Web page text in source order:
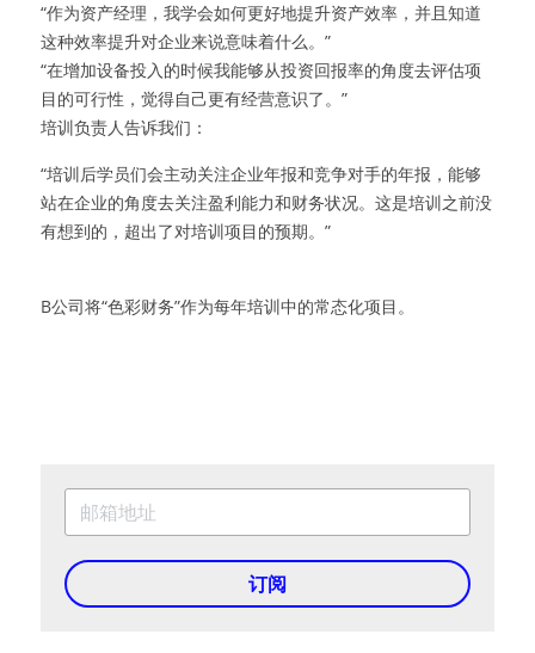
“作为资产经理，我学会如何更好地提升资产效率，并且知道
这种效率提升对企业来说意味着什么。”
“在增加设备投入的时候我能够从投资回报率的角度去评估项
目的可行性，觉得自己更有经营意识了。”
培训负责人告诉我们：
“培训后学员们会主动关注企业年报和竞争对手的年报，能够
站在企业的角度去关注盈利能力和财务状况。这是培训之前没
有想到的，超出了对培训项目的预期。”
B公司将“色彩财务”作为每年培训中的常态化项目。
订阅